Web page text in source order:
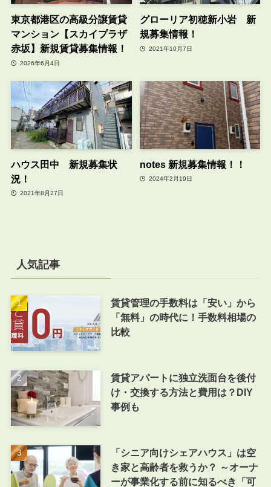
東京都港区の高級分譲賃貸
マンション【スカイプラザ
赤坂】新規賃貸募集情報！
2026年6月4日
グローリア初穂新小岩 新
規募集情報！
2021年10月7日
ハウス田中 新規募集状
況！
2021年8月27日
notes 新規募集情報！！
2024年2月19日
人気記事
賃貸管理の手数料は「安い」から
「無料」の時代に！手数料相場の
比較
賃貸アパートに独立洗面台を後付
け・交換する方法と費用は？DIY
事例も
「シニア向けシェアハウス」は空
き家と高齢者を救うか？ ～オーナ
ーが事業化する前に知るべき「可